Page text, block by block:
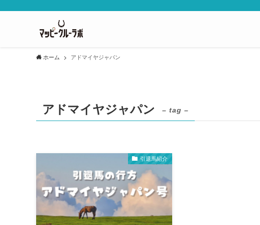
ホーム アドマイヤジャパン
アドマイヤジャパン – tag –
引退馬紹介